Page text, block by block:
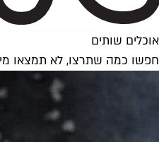
אוכלים שותים
חפשו כמה שתרצו, לא תמצאו